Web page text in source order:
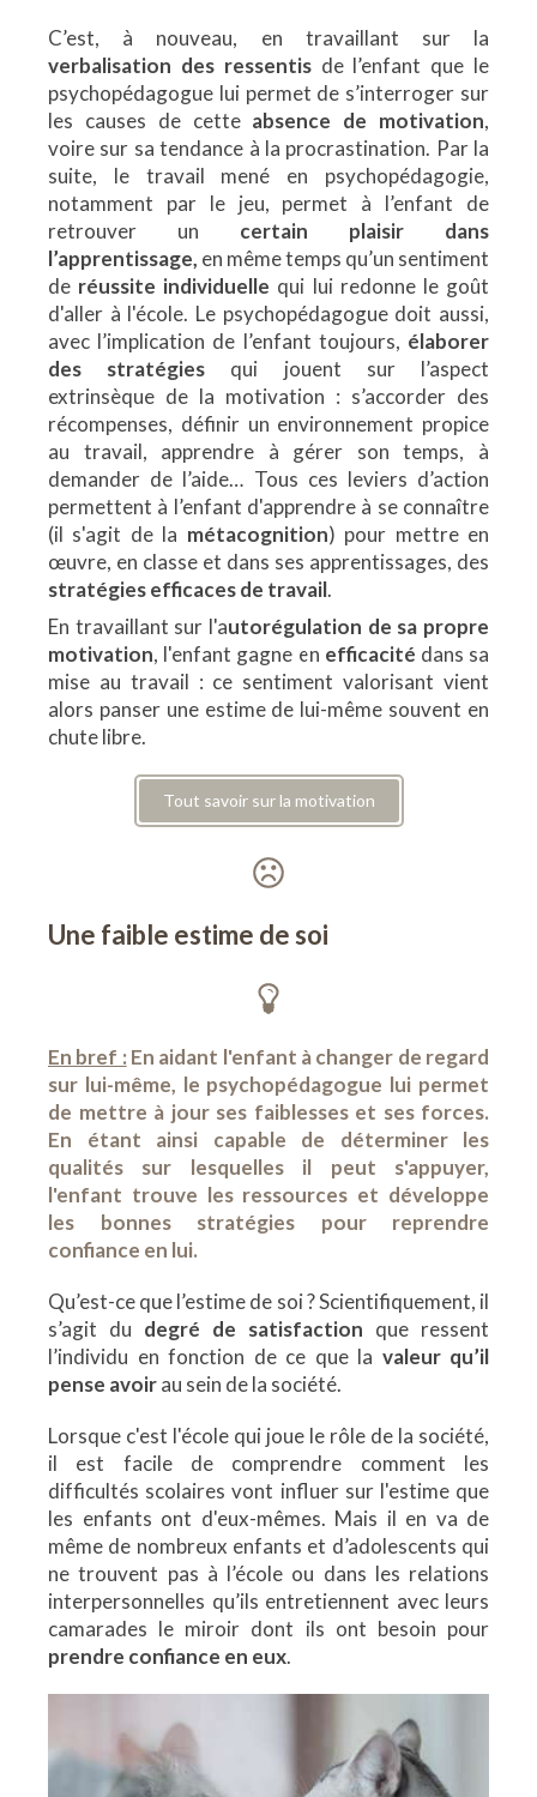
C’est, à nouveau, en travaillant sur la
verbalisation des ressentisde l’enfant que le
psychopédagogue lui permet de s’interroger sur
les causes de cette absence de motivation,
voire sur sa tendance à la procrastination. Par la
suite, le travail mené en psychopédagogie,
notamment par le jeu, permet à l’enfant de
retrouver un certain plaisir dans
l’apprentissage, en même temps qu’un sentiment
de réussite individuelle qui lui redonne le goût
d'aller à l'école. Le psychopédagogue doit aussi,
avec l’implication de l’enfant toujours, élaborer
des stratégies qui jouent sur l’aspect
extrinsèque de la motivation : s’accorder des
récompenses, définir un environnement propice
au travail, apprendre à gérer son temps, à
demander de l’aide… Tous ces leviers d’action
permettent à l’enfant d'apprendre à se connaître
(il s'agit de la métacognition) pour mettre en
œuvre, en classe et dans ses apprentissages, des
stratégies efficaces de travail.
En travaillant sur l'autorégulation de sa propre
motivation, l'enfant gagne en efficacité dans sa
mise au travail : ce sentiment valorisant vient
alors panser une estime de lui-même souvent en
chute libre.
Tout savoir sur la motivation
Une faible estime de soi
En bref : En aidant l'enfant à changer de regard
sur lui-même, le psychopédagogue lui permet
de mettre à jour ses faiblesses et ses forces.
En étant ainsi capable de déterminer les
qualités sur lesquelles il peut s'appuyer,
l'enfant trouve les ressources et développe
les bonnes stratégies pour reprendre
confiance en lui.
Qu’est-ce que l’estime de soi ? Scientifiquement, il
s’agit du degré de satisfaction que ressent
l’individu en fonction de ce que la valeur qu’il
pense avoirau sein de la société.
Lorsque c'est l'école qui joue le rôle de la société,
il est facile de comprendre comment les
difficultés scolaires vont influer sur l'estime que
les enfants ont d'eux-mêmes. Mais il en va de
même de nombreux enfants et d’adolescents qui
ne trouvent pas à l’école ou dans les relations
interpersonnelles qu’ils entretiennent avec leurs
camarades le miroir dont ils ont besoin pour
prendre confiance en eux.